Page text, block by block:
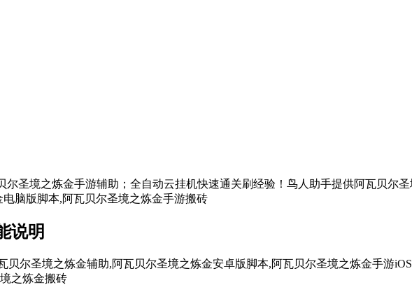
尔圣境之炼金手游辅助；全自动云挂机快速通关刷经验！鸟人助手提供阿瓦贝尔
脑版脚本,阿瓦贝尔圣境之炼金手游搬砖
说明
贝尔圣境之炼金辅助,阿瓦贝尔圣境之炼金安卓版脚本,阿瓦贝尔圣境之炼金手游
之炼金搬砖